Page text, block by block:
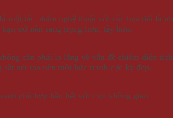
tác phẩm nghệ thuật với các họa tiết là
trở nên sang trọng hơn, tây hơn.
cần phải lo lắng về vấn đề chiếm diện
nét tạo nên một bức tranh cực kỳ đẹp.
phù hợp hầu hết với mọi không gian.